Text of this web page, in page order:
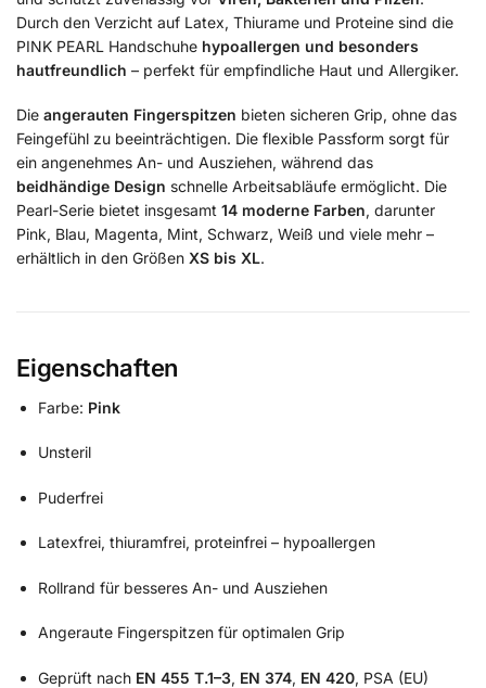
Durch den Verzicht auf Latex, Thiurame und Proteine sind die
PINK PEARL Handschuhe hypoallergen und besonders
hautfreundlich – perfekt für empfindliche Haut und Allergiker.
Die angerauten Fingerspitzen bieten sicheren Grip, ohne das
Feingefühl zu beeinträchtigen. Die flexible Passform sorgt für
ein angenehmes An- und Ausziehen, während das
beidhändige Design schnelle Arbeitsabläufe ermöglicht. Die
Pearl-Serie bietet insgesamt 14 moderne Farben, darunter
Pink, Blau, Magenta, Mint, Schwarz, Weiß und viele mehr –
erhältlich in den Größen XS bis XL.
Eigenschaften
Farbe: Pink
Unsteril
Puderfrei
Latexfrei, thiuramfrei, proteinfrei – hypoallergen
Rollrand für besseres An- und Ausziehen
Angeraute Fingerspitzen für optimalen Grip
Geprüft nach EN 455 T.1–3, EN 374, EN 420, PSA (EU)